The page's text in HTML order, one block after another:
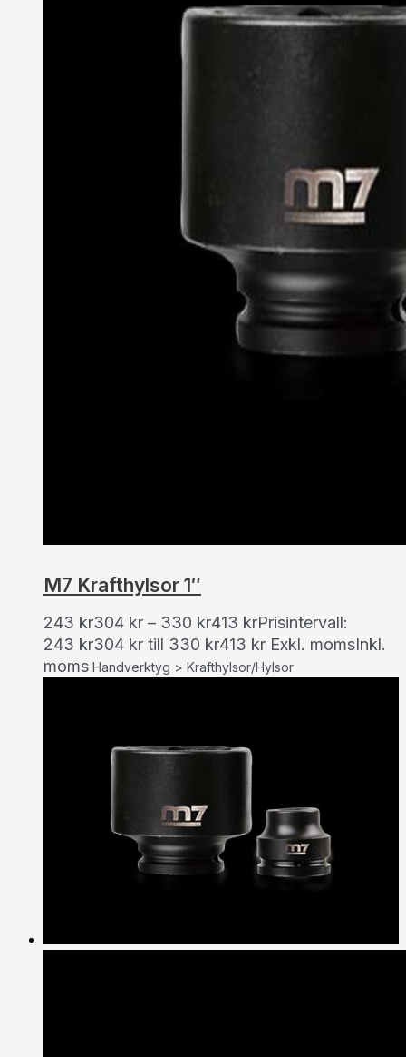
M7 Krafthylsor 1″
243 kr304 kr – 330 kr413 krPrisintervall:
243 kr304 kr till 330 kr413 kr Exkl. momsInkl.
moms Handverktyg > Krafthylsor/Hylsor